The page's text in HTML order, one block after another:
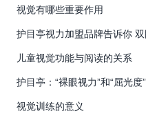
视觉有哪些重要作用
护目亭视力加盟品牌告诉你
儿童视觉功能与阅读的关系
护目亭：“裸眼视力”和“屈光度
视觉训练的意义